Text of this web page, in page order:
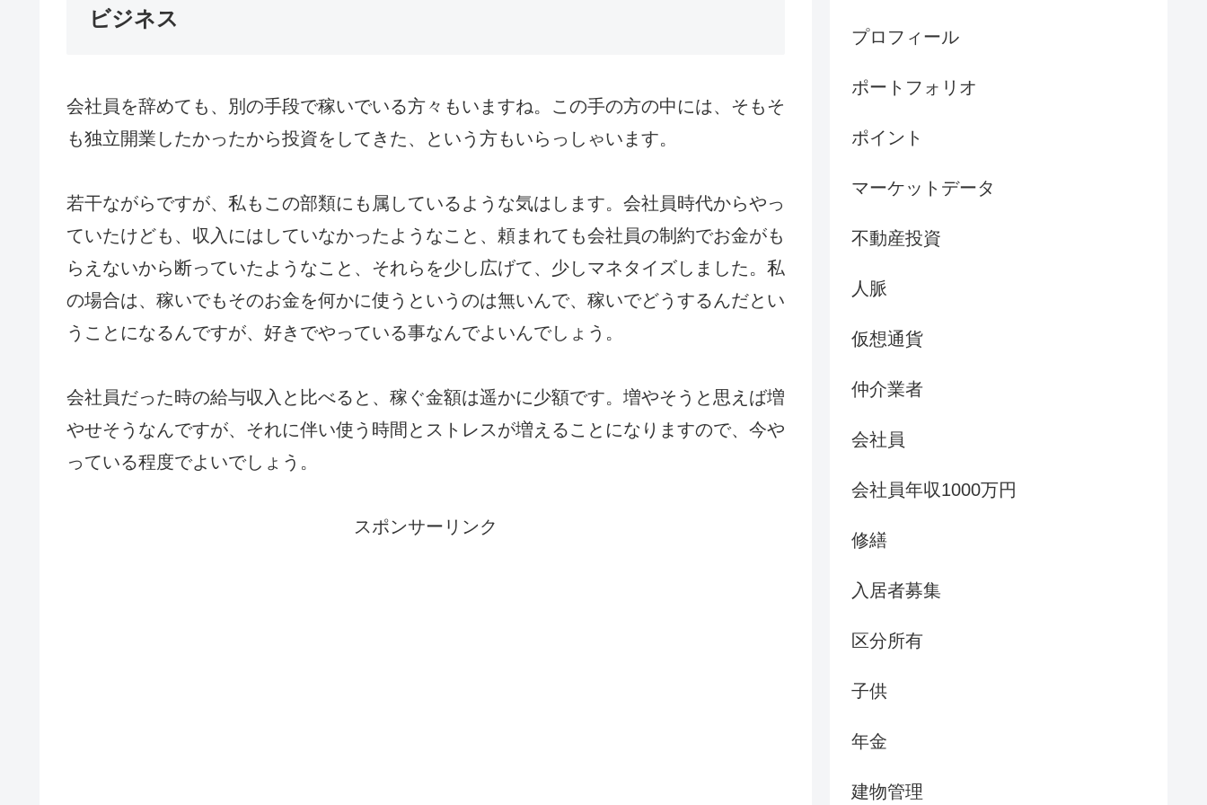
ビジネス
会社員を辞めても、別の手段で稼いでいる方々もいますね。この手の方の中には、そもそ
も独立開業したかったから投資をしてきた、という方もいらっしゃいます。
若干ながらですが、私もこの部類にも属しているような気はします。会社員時代からやっ
ていたけども、収入にはしていなかったようなこと、頼まれても会社員の制約でお金がも
らえないから断っていたようなこと、それらを少し広げて、少しマネタイズしました。私
の場合は、稼いでもそのお金を何かに使うというのは無いんで、稼いでどうするんだとい
うことになるんですが、好きでやっている事なんでよいんでしょう。
会社員だった時の給与収入と比べると、稼ぐ金額は遥かに少額です。増やそうと思えば増
やせそうなんですが、それに伴い使う時間とストレスが増えることになりますので、今や
っている程度でよいでしょう。
スポンサーリンク
プロフィール
ポートフォリオ
ポイント
マーケットデータ
不動産投資
人脈
仮想通貨
仲介業者
会社員
会社員年収1000万円
修繕
入居者募集
区分所有
子供
年金
建物管理